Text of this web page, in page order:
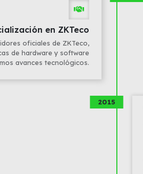
en ZKTeco
oficiales de ZKTeco,
de hardware y software
avances tecnológicos.
2015